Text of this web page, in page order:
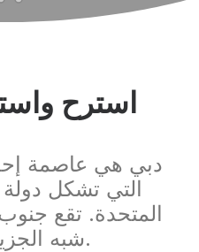
استرح
دبي هي عاصمة
التي تشكل دولة
المتحدة. تقع
شبه الجزيرة العربية.